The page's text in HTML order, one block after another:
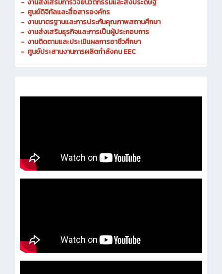
- งานพัฒนายุทธศาสตร์แผนงานและงบประมาณ
- งานส่งเสริมการวิจัยนวัตกรรมและสิ่งประดิษฐ์
- ศูนย์ดิจิทัลและสื่อสารองค์กร
- งานมาตรฐานและการประกันคุณภาพสถานศึกษา
- งานส่งเสริมธุรกิจและการเป็นผู้ประกอบการ
- งานติดตามและประเมินผลการอาชีวศึกษา
-ศูนย์ประสานงานการผลิตกำลังคน EEC